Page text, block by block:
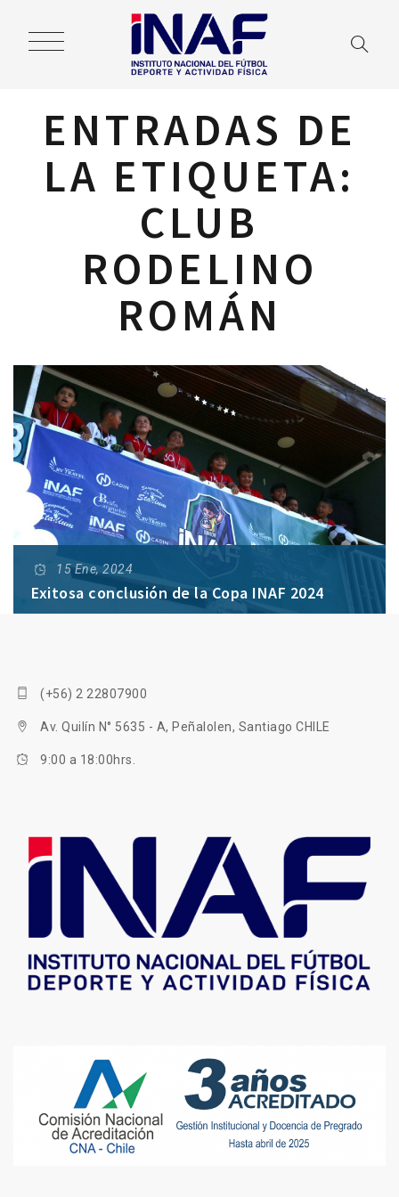
ENTRADAS DE
LA ETIQUETA:
CLUB
RODELINO
ROMÁN
15 Ene, 2024
Exitosa conclusión de la Copa INAF 2024
(+56) 2 22807900
Av. Quilín N° 5635 - A, Peñalolen, Santiago CHILE
9:00 a 18:00hrs.